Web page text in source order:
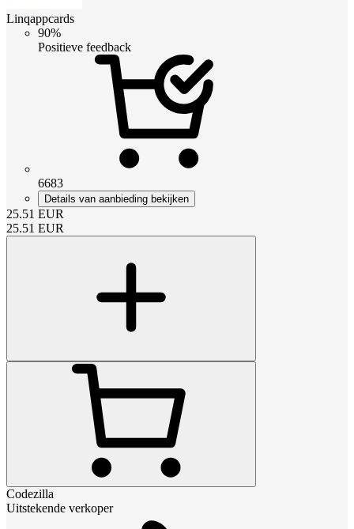
Linqappcards
90%
Positieve feedback
6683
Details van aanbieding bekijken
25.51 EUR
25.51 EUR
Codezilla
Uitstekende verkoper